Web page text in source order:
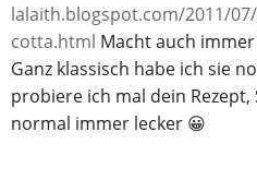
lalaith.blogspot.com/2011/
cotta.html Macht auch
Ganz klassisch habe ich sie
probiere ich mal dein
normal immer lecker 😀